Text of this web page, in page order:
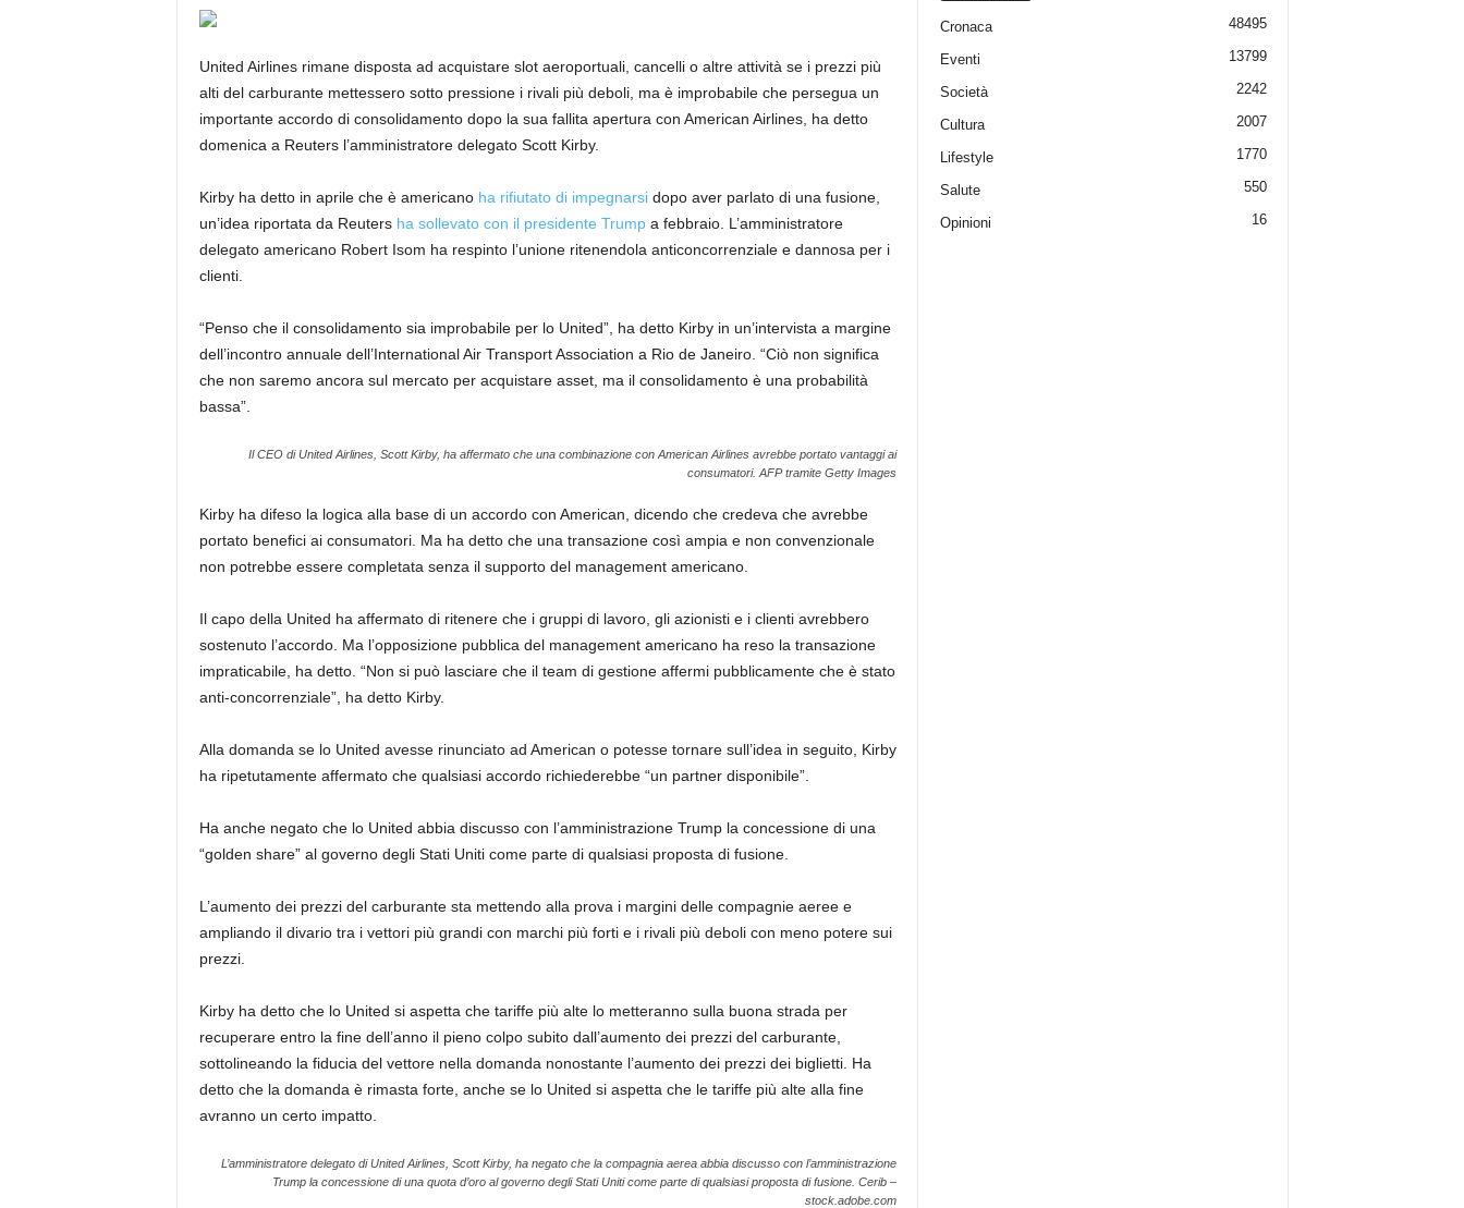
United Airlines rimane disposta ad acquistare slot aeroportuali, cancelli o altre attività se i prezzi più
alti del carburante mettessero sotto pressione i rivali più deboli, ma è improbabile che persegua un
importante accordo di consolidamento dopo la sua fallita apertura con American Airlines, ha detto
domenica a Reuters l’amministratore delegato Scott Kirby.
Kirby ha detto in aprile che è americano ha rifiutato di impegnarsidopo aver parlato di una fusione,
un’idea riportata da Reuters ha sollevato con il presidente Trumpa febbraio. L’amministratore
delegato americano Robert Isom ha respinto l’unione ritenendola anticoncorrenziale e dannosa per i
clienti.
“Penso che il consolidamento sia improbabile per lo United”, ha detto Kirby in un’intervista a margine
dell’incontro annuale dell’International Air Transport Association a Rio de Janeiro. “Ciò non significa
che non saremo ancora sul mercato per acquistare asset, ma il consolidamento è una probabilità
bassa”.
Il CEO di United Airlines, Scott Kirby, ha affermato che una combinazione con American Airlines avrebbe portato vantaggi ai
consumatori. AFP tramite Getty Images
Kirby ha difeso la logica alla base di un accordo con American, dicendo che credeva che avrebbe
portato benefici ai consumatori. Ma ha detto che una transazione così ampia e non convenzionale
non potrebbe essere completata senza il supporto del management americano.
Il capo della United ha affermato di ritenere che i gruppi di lavoro, gli azionisti e i clienti avrebbero
sostenuto l’accordo. Ma l’opposizione pubblica del management americano ha reso la transazione
impraticabile, ha detto. “Non si può lasciare che il team di gestione affermi pubblicamente che è stato
anti-concorrenziale”, ha detto Kirby.
Alla domanda se lo United avesse rinunciato ad American o potesse tornare sull’idea in seguito, Kirby
ha ripetutamente affermato che qualsiasi accordo richiederebbe “un partner disponibile”.
Ha anche negato che lo United abbia discusso con l’amministrazione Trump la concessione di una
“golden share” al governo degli Stati Uniti come parte di qualsiasi proposta di fusione.
L’aumento dei prezzi del carburante sta mettendo alla prova i margini delle compagnie aeree e
ampliando il divario tra i vettori più grandi con marchi più forti e i rivali più deboli con meno potere sui
prezzi.
Kirby ha detto che lo United si aspetta che tariffe più alte lo metteranno sulla buona strada per
recuperare entro la fine dell’anno il pieno colpo subito dall’aumento dei prezzi del carburante,
sottolineando la fiducia del vettore nella domanda nonostante l’aumento dei prezzi dei biglietti. Ha
detto che la domanda è rimasta forte, anche se lo United si aspetta che le tariffe più alte alla fine
avranno un certo impatto.
L’amministratore delegato di United Airlines, Scott Kirby, ha negato che la compagnia aerea abbia discusso con l’amministrazione
Trump la concessione di una quota d’oro al governo degli Stati Uniti come parte di qualsiasi proposta di fusione. Cerib –
stock.adobe.com
Cronaca 48495
Eventi 13799
Società 2242
Cultura 2007
Lifestyle 1770
Salute 550
Opinioni 16